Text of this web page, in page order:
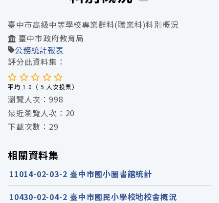
臺中市高級中等學校專業群科(職業科)科別概況
臺中市政府教育局
公務統計報表
評分此資料集：
平均 1.0（ 5 人次投票）
瀏覽人次：998
最近瀏覽人次：20
下載次數：29
相關資料集
11014-02-03-2 臺中市國小圖書館統計
10430-02-04-2 臺中市國民小學校地校舍概況